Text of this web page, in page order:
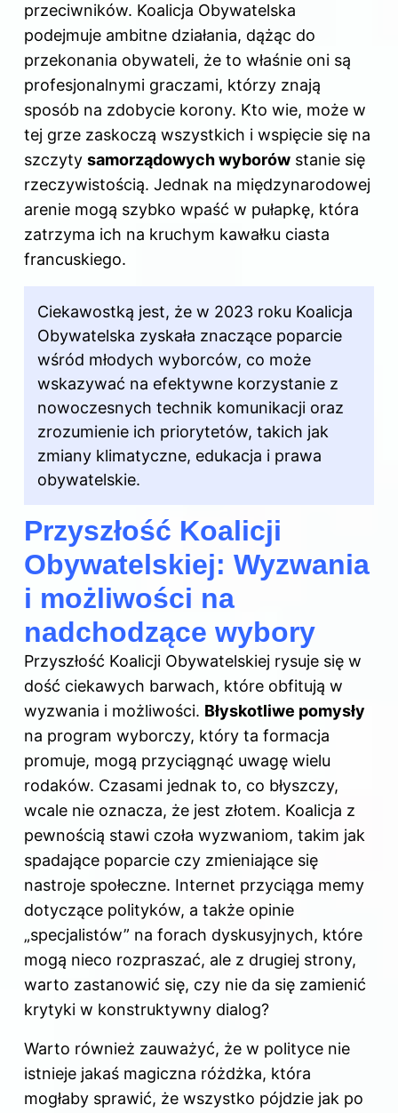
przeciwników. Koalicja Obywatelska
podejmuje ambitne działania, dążąc do
przekonania obywateli, że to właśnie oni są
profesjonalnymi graczami, którzy znają
sposób na zdobycie korony. Kto wie, może w
tej grze zaskoczą wszystkich i wspięcie się na
szczyty samorządowych wyborów stanie się
rzeczywistością. Jednak na międzynarodowej
arenie mogą szybko wpaść w pułapkę, która
zatrzyma ich na kruchym kawałku ciasta
francuskiego.
Ciekawostką jest, że w 2023 roku Koalicja
Obywatelska zyskała znaczące poparcie
wśród młodych wyborców, co może
wskazywać na efektywne korzystanie z
nowoczesnych technik komunikacji oraz
zrozumienie ich priorytetów, takich jak
zmiany klimatyczne, edukacja i prawa
obywatelskie.
Przyszłość Koalicji
Obywatelskiej: Wyzwania
i możliwości na
nadchodzące wybory
Przyszłość Koalicji Obywatelskiej rysuje się w
dość ciekawych barwach, które obfitują w
wyzwania i możliwości. Błyskotliwe pomysły
na program wyborczy, który ta formacja
promuje, mogą przyciągnąć uwagę wielu
rodaków. Czasami jednak to, co błyszczy,
wcale nie oznacza, że jest złotem. Koalicja z
pewnością stawi czoła wyzwaniom, takim jak
spadające poparcie czy zmieniające się
nastroje społeczne. Internet przyciąga memy
dotyczące polityków, a także opinie
„specjalistów” na forach dyskusyjnych, które
mogą nieco rozpraszać, ale z drugiej strony,
warto zastanowić się, czy nie da się zamienić
krytyki w konstruktywny dialog?
Warto również zauważyć, że w polityce nie
istnieje jakaś magiczna różdżka, która
mogłaby sprawić, że wszystko pójdzie jak po